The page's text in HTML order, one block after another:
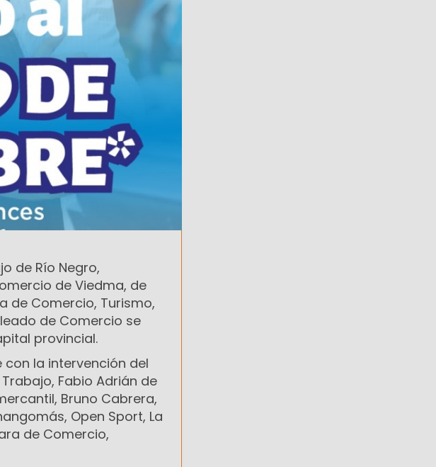
de Río Negro,
de Viedma, de
de Comercio, Turismo,
de Comercio se
provincial.
la intervención del
Fabio Adrián de
Bruno Cabrera,
Open Sport, La
de Comercio,